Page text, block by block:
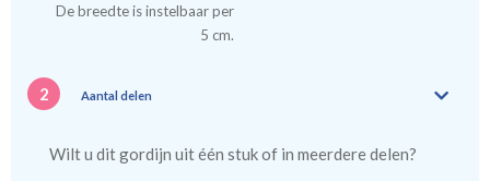
De breedte is instelbaar per
5 cm.
2 Aantal delen
Wilt u dit gordijn uit één stuk of in meerdere delen?